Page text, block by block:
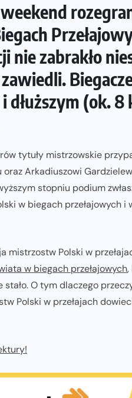
nie zabrakło
dłuższym (ok.
tytuły mistrzowskie
oraz Arkadiuszowi
stopniu podium
w biegach przełajowych
mistrzostw Polski w
w biegach przełajowych,
stało. O tym dlaczego
Polski w przełajach
IMPREZY WYDARZENIA
IMPREZ
48. Maratonu
odkryta.
szybkiego biegania